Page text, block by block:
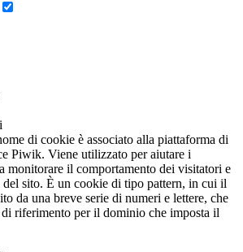
di cookie è associato alla piattaforma di
Piwik. Viene utilizzato per aiutare i
monitorare il comportamento dei visitatori e
del sito. È un cookie di tipo pattern, in cui il
da una breve serie di numeri e lettere, che
riferimento per il dominio che imposta il